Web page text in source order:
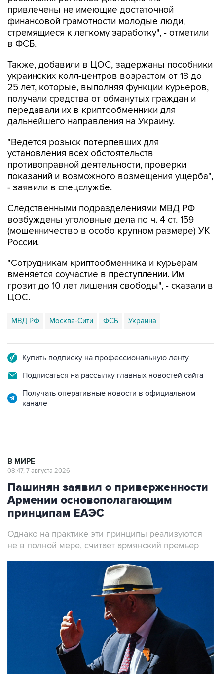
привлечены не имеющие достаточной
финансовой грамотности молодые люди,
стремящиеся к легкому заработку", - отметили
в ФСБ.
Также, добавили в ЦОС, задержаны пособники
украинских колл-центров возрастом от 18 до
25 лет, которые, выполняя функции курьеров,
получали средства от обманутых граждан и
передавали их в криптообменники для
дальнейшего направления на Украину.
"Ведется розыск потерпевших для
установления всех обстоятельств
противоправной деятельности, проверки
показаний и возможного возмещения ущерба",
- заявили в спецслужбе.
Следственными подразделениями МВД РФ
возбуждены уголовные дела по ч. 4 ст. 159
(мошенничество в особо крупном размере) УК
России.
"Сотрудникам криптообменника и курьерам
вменяется соучастие в преступлении. Им
грозит до 10 лет лишения свободы", - сказали в
ЦОС.
МВД РФ Москва-Сити ФСБ Украина
Купить подписку на профессиональную ленту
Подписаться на рассылку главных новостей сайта
Получать оперативные новости в официальном
канале
В МИРЕ
08:47, 7 августа 2026
Пашинян заявил о приверженности
Армении основополагающим
принципам ЕАЭС
Однако на практике эти принципы реализуются
не в полной мере, считает армянский премьер